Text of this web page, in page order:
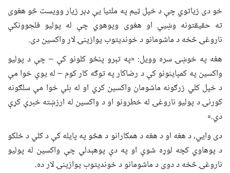
خو دی زیاتوي چې د خپل ټیم په ملتیا یې ډېر زیار وویست څو هغوی
ته حقیقتونه وښيي او هغوی وپوهوي چې له پولیو فلجوونکې
ناروغۍ څخه د ماشومانو د خوندیتوب یوازینۍ لار واکسین دی.
هغه په خوښۍ سره وویل: «په تېرو پنځو کلونو کې – چې د پولیو
واکسین په کمپاینونو کې د رضاکار په توګه کار کوم – له یوې خوا مې
د خپل کلي زرګونه ماشومان واکسین کړي او له بلې خوا مې سلګونه
کورنۍ د پولیو ناروغۍ له خطرونو او د واکسین له ارزښته خبرې کړې
دي.»
دی وايي، د هغه او د هغه د همکارانو د هڅو په پایله کې د کلي د خلکو
د پوهاوي کچه لوړه شوې او په دې پوهېدلي چې واکسین له پولیو
ناروغۍ څخه د دوی د ماشومانو د خوندیتوب یوازینۍ لار ده.